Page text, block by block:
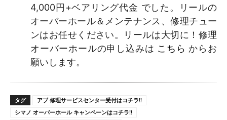
4,000円+ベアリング代金 でした。リールの
オーバーホール＆メンテナンス、修理チュー
ンはお任せください。リールは大切に！修理
オーバーホールの申し込みは こちら からお
願いします。
タグ
アブ 修理サービスセンター受付はコチラ!!
シマノ オーバーホール キャンペーンはコチラ!!